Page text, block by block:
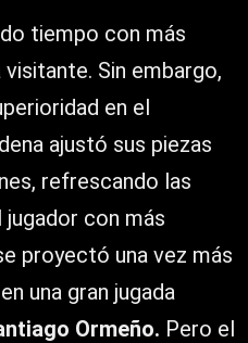
tiempo con más
Sin embargo,
en el
ajustó sus piezas
refrescando las
con más
proyectó una vez más
una gran jugada
Ormeño. Pero el